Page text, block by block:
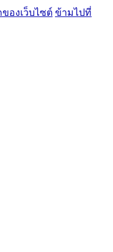
องเว็บไซต์ ข้ามไปที่